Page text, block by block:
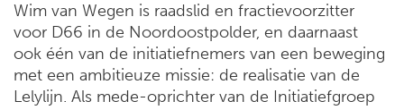
Wim van Wegen is raadslid en fractievoorzitter
voor D66 in de Noordoostpolder, en daarnaast
ook één van de initiatiefnemers van een beweging
met een ambitieuze missie: de realisatie van de
Lelylijn. Als mede-oprichter van de Initiatiefgroep